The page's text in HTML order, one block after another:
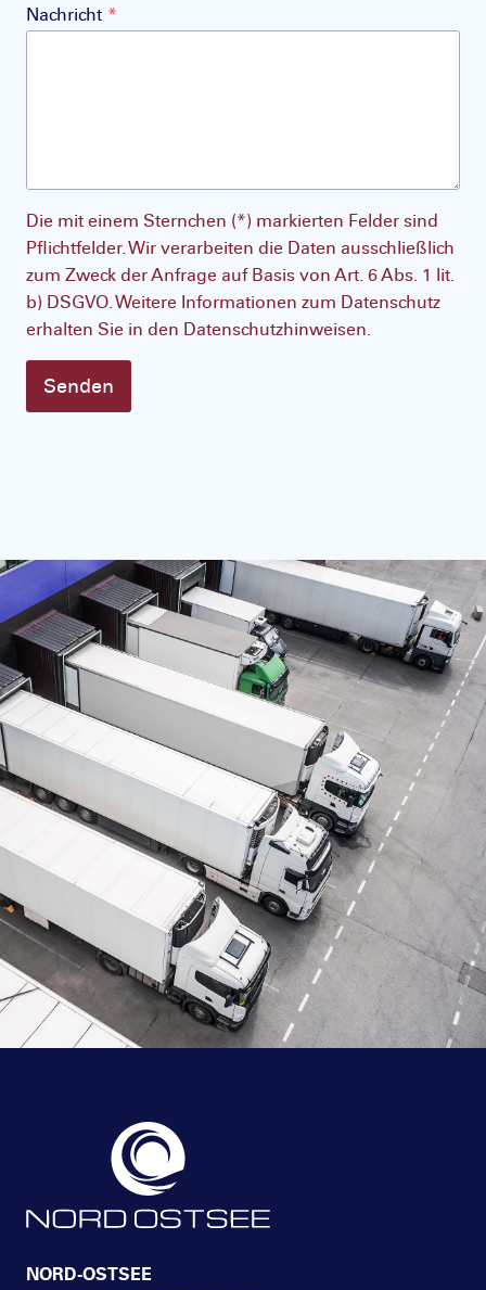
Nachricht *
Die mit einem Sternchen (*) markierten Felder sind
Pflichtfelder. Wir verarbeiten die Daten ausschließlich
zum Zweck der Anfrage auf Basis von Art. 6 Abs. 1 lit.
b) DSGVO. Weitere Informationen zum Datenschutz
erhalten Sie in den Datenschutzhinweisen.
Senden
NORD-OSTSEE